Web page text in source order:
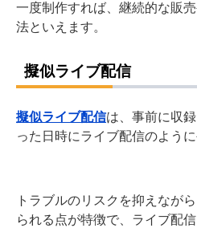
一度制作すれば、継続的な販
法といえます。
擬似ライブ配信
擬似ライブ配信は、事前に収
った日時にライブ配信のよう
トラブルのリスクを抑えなが
られる点が特徴で、ライブ配